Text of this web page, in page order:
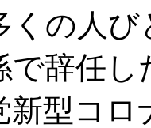
くの人
で辞任し
新型コ